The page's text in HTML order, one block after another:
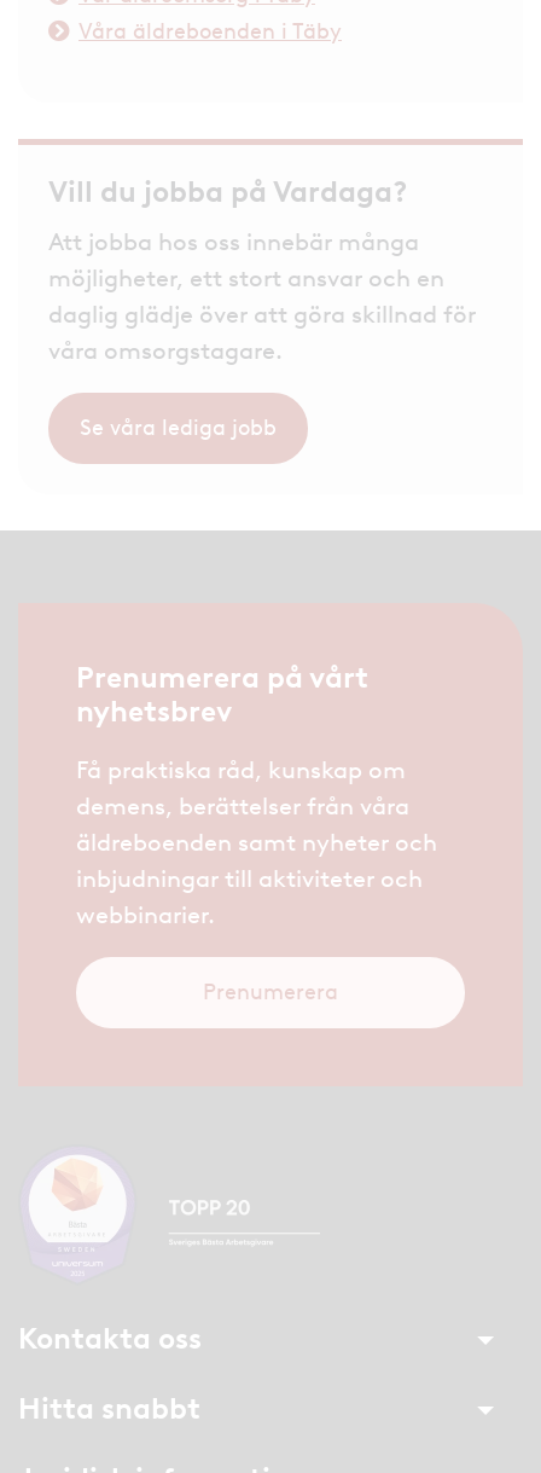
Våra äldreboenden i Täby
Vill du jobba på Vardaga?
Att jobba hos oss innebär många
möjligheter, ett stort ansvar och en
daglig glädje över att göra skillnad för
våra omsorgstagare.
Se våra lediga jobb
Prenumerera på vårt
nyhetsbrev
Få praktiska råd, kunskap om
demens, berättelser från våra
äldreboenden samt nyheter och
inbjudningar till aktiviteter och
webbinarier.
Prenumerera
Kontakta oss
Hitta snabbt